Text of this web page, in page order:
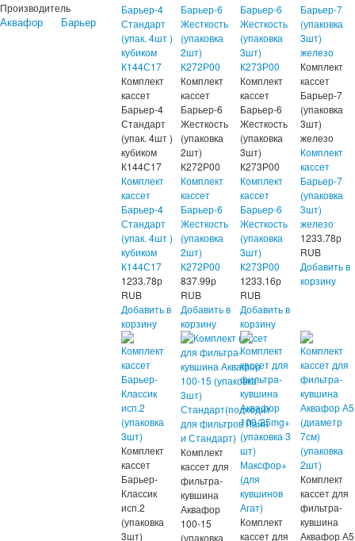
Производитель
Аквафор Барьер
Комплект
кассет
Барьер-4
Стандарт
(упак. 4шт )
кубиком
К144С17
Комплект
кассет
Барьер-4
Стандарт
(упак. 4шт )
кубиком
К144С17
1233.78р
RUB
Добавить в
корзину
Комплект
кассет
Барьер-6
Жесткость
(упаковка
2шт)
К272Р00
Комплект
кассет
Барьер-6
Жесткость
(упаковка
2шт)
К272Р00
837.99р
RUB
Добавить в
корзину
Комплект
кассет
Барьер-6
Жесткость
(упаковка
3шт)
К273Р00
Комплект
кассет
Барьер-6
Жесткость
(упаковка
3шт)
К273Р00
1233.16р
RUB
Добавить в
корзину
Комплект
кассет
Барьер-7
(упаковка
3шт)
железо
Комплект
кассет
Барьер-7
(упаковка
3шт)
железо
1233.78р
RUB
Добавить в
корзину
Комплект
кассет
Барьер-
Классик
исп.2
(упаковка
3шт)
Комплект
кассет для
фильтра-
кувшина
Аквафор
100-15
(упаковка
Комплект
кассет для
Комплект
кассет для
фильтра-
кувшина
Аквафор А5